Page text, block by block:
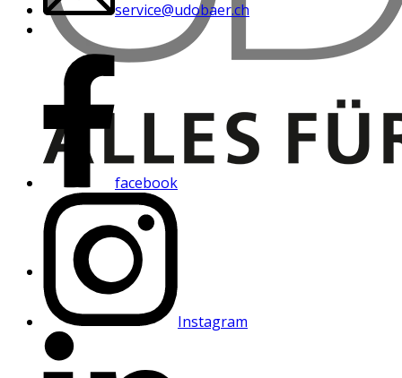
service@udobaer.ch
facebook
Instagram